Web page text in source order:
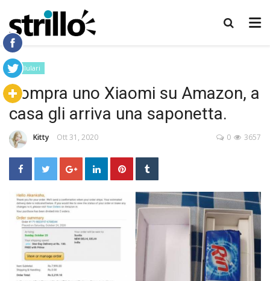
Cellulari
Compra uno Xiaomi su Amazon, a
casa gli arriva una saponetta.
Kitty Ott 31, 2020 3657
0